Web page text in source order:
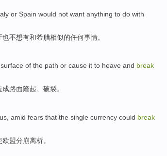
or Spain would not want anything to do with
也不想有和希腊相似的任何事情。
surface of the path or cause it to heave and break
成路面隆起、 破裂。
, amid fears that the single currency could break
欧盟分崩离析。